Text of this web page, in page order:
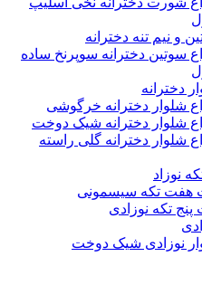
و نیم تنه دخترانه
سوتین دخترانه سوپرنخ ساده
دخترانه
شلوار دخترانه خرگوشی
شلوار دخترانه شیک دوخت
شلوار دخترانه گلی راسته
نوزاد
هفت تکه سیسمونی
پنج تکه نوزادی
نوزادی شیک دوخت